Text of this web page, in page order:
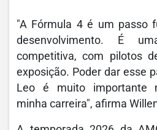
"A Fórmula 4 é um passo
desenvolvimento. É
competitiva, com pilotos
exposição. Poder dar esse
Leo é muito importante
minha carreira", afirma